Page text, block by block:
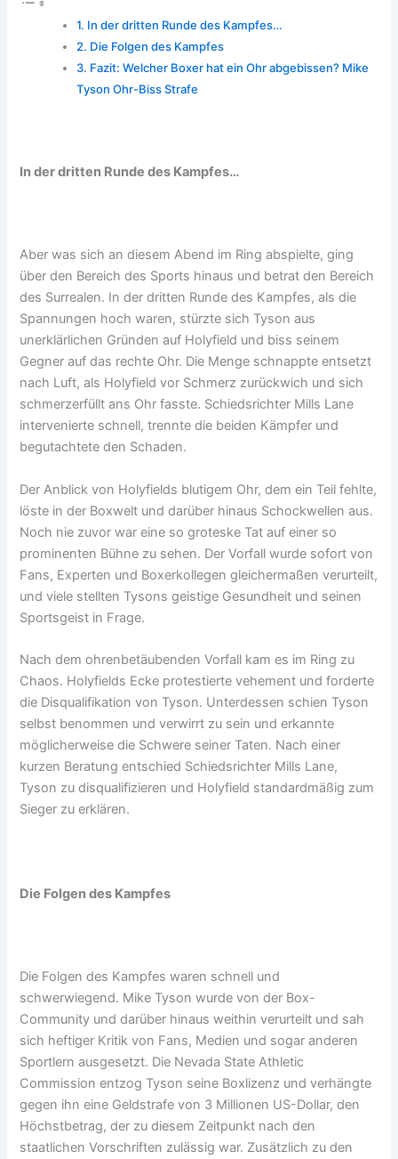
In der dritten Runde des Kampfes…
Die Folgen des Kampfes
Fazit: Welcher Boxer hat ein Ohr abgebissen? Mike
Tyson Ohr-Biss Strafe
In der dritten Runde des Kampfes…
Aber was sich an diesem Abend im Ring abspielte, ging
über den Bereich des Sports hinaus und betrat den Bereich
des Surrealen. In der dritten Runde des Kampfes, als die
Spannungen hoch waren, stürzte sich Tyson aus
unerklärlichen Gründen auf Holyfield und biss seinem
Gegner auf das rechte Ohr. Die Menge schnappte entsetzt
nach Luft, als Holyfield vor Schmerz zurückwich und sich
schmerzerfüllt ans Ohr fasste. Schiedsrichter Mills Lane
intervenierte schnell, trennte die beiden Kämpfer und
begutachtete den Schaden.
Der Anblick von Holyfields blutigem Ohr, dem ein Teil fehlte,
löste in der Boxwelt und darüber hinaus Schockwellen aus.
Noch nie zuvor war eine so groteske Tat auf einer so
prominenten Bühne zu sehen. Der Vorfall wurde sofort von
Fans, Experten und Boxerkollegen gleichermaßen verurteilt,
und viele stellten Tysons geistige Gesundheit und seinen
Sportsgeist in Frage.
Nach dem ohrenbetäubenden Vorfall kam es im Ring zu
Chaos. Holyfields Ecke protestierte vehement und forderte
die Disqualifikation von Tyson. Unterdessen schien Tyson
selbst benommen und verwirrt zu sein und erkannte
möglicherweise die Schwere seiner Taten. Nach einer
kurzen Beratung entschied Schiedsrichter Mills Lane,
Tyson zu disqualifizieren und Holyfield standardmäßig zum
Sieger zu erklären.
Die Folgen des Kampfes
Die Folgen des Kampfes waren schnell und
schwerwiegend. Mike Tyson wurde von der Box-
Community und darüber hinaus weithin verurteilt und sah
sich heftiger Kritik von Fans, Medien und sogar anderen
Sportlern ausgesetzt. Die Nevada State Athletic
Commission entzog Tyson seine Boxlizenz und verhängte
gegen ihn eine Geldstrafe von 3 Millionen US-Dollar, den
Höchstbetrag, der zu diesem Zeitpunkt nach den
staatlichen Vorschriften zulässig war. Zusätzlich zu den